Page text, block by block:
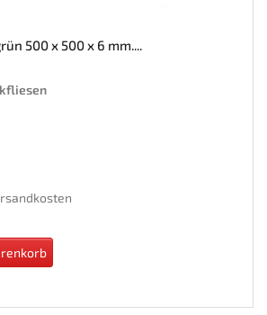
500 x 500 x 6 mm....